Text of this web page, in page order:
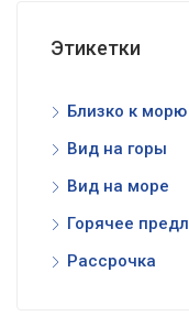
Этикетки
Близко к морю
Вид на горы
Вид на море
Горячее
Рассрочка